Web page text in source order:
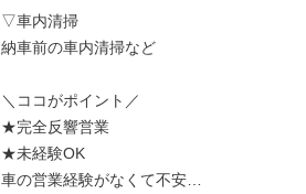
▽車内清掃
納車前の車内清掃など
＼ココがポイント／
★完全反響営業
★未経験OK
車の営業経験がなくて不安…